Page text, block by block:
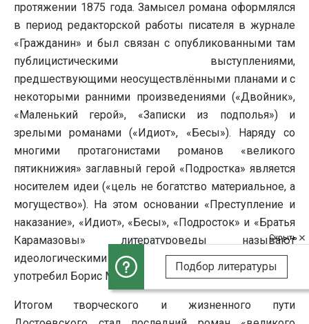
протяжении 1875 года. Замысел романа оформлялся
в период редакторской работы писателя в журнале
«Гражданин» и был связан с опубликованными там
публицистическими выступлениями,
предшествующими неосуществлёнными планами и с
некоторыми ранними произведениями («Двойник»,
«Маленький герой», «Записки из подполья») и
зрелыми романами («Идиот», «Бесы»). Наряду со
многими протагонистами романов «великого
пятикнижия» заглавный герой «Подростка» является
носителем идеи («цель не богатство материальное, а
могущество»). На этом основании «Преступление и
наказание», «Идиот», «Бесы», «Подросток» и «Братья
Карамазовы» литературоведы называют
идеологическими романами (термин впервые
употребил Борис Михайлович Энгельгардт).
Итогом творческого и жизненного пути
Скрыть
Подбор литературы